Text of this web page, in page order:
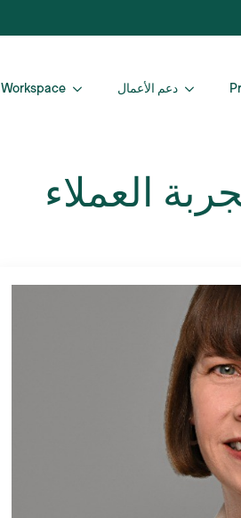
دعم الأعمال Workspace
العملاء